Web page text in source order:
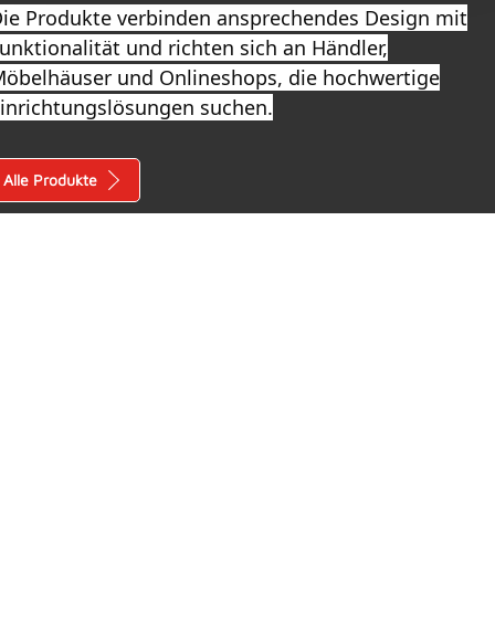
Produkte verbinden ansprechendes Design mit
und richten sich an Händler,
und Onlineshops, die hochwertige
suchen.
Alle Produkte